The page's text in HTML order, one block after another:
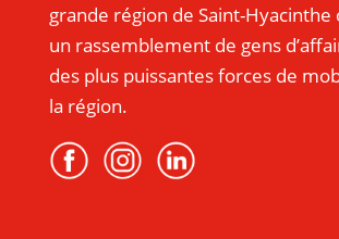
grande région de Saint-Hyacinthe
un rassemblement de gens
des plus puissantes forces de
la région.